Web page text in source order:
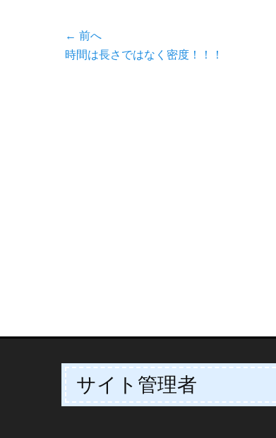
ー
投
稿
← 前へ
前
時間は長さではなく密度！！！
サイト管理者